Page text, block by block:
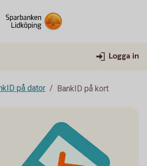
Logga in
på dator BankID på kort